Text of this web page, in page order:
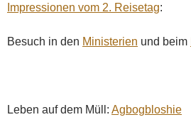
Impressionen vom 2. Reisetag:
Besuch in den Ministerien und beim
Leben auf dem Müll: Agbogbloshie